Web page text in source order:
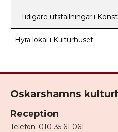
Tidigare utställningar i
Hyra lokal i Kulturhuset
Oskarshamns
Reception
Telefon: 010-35 61 061